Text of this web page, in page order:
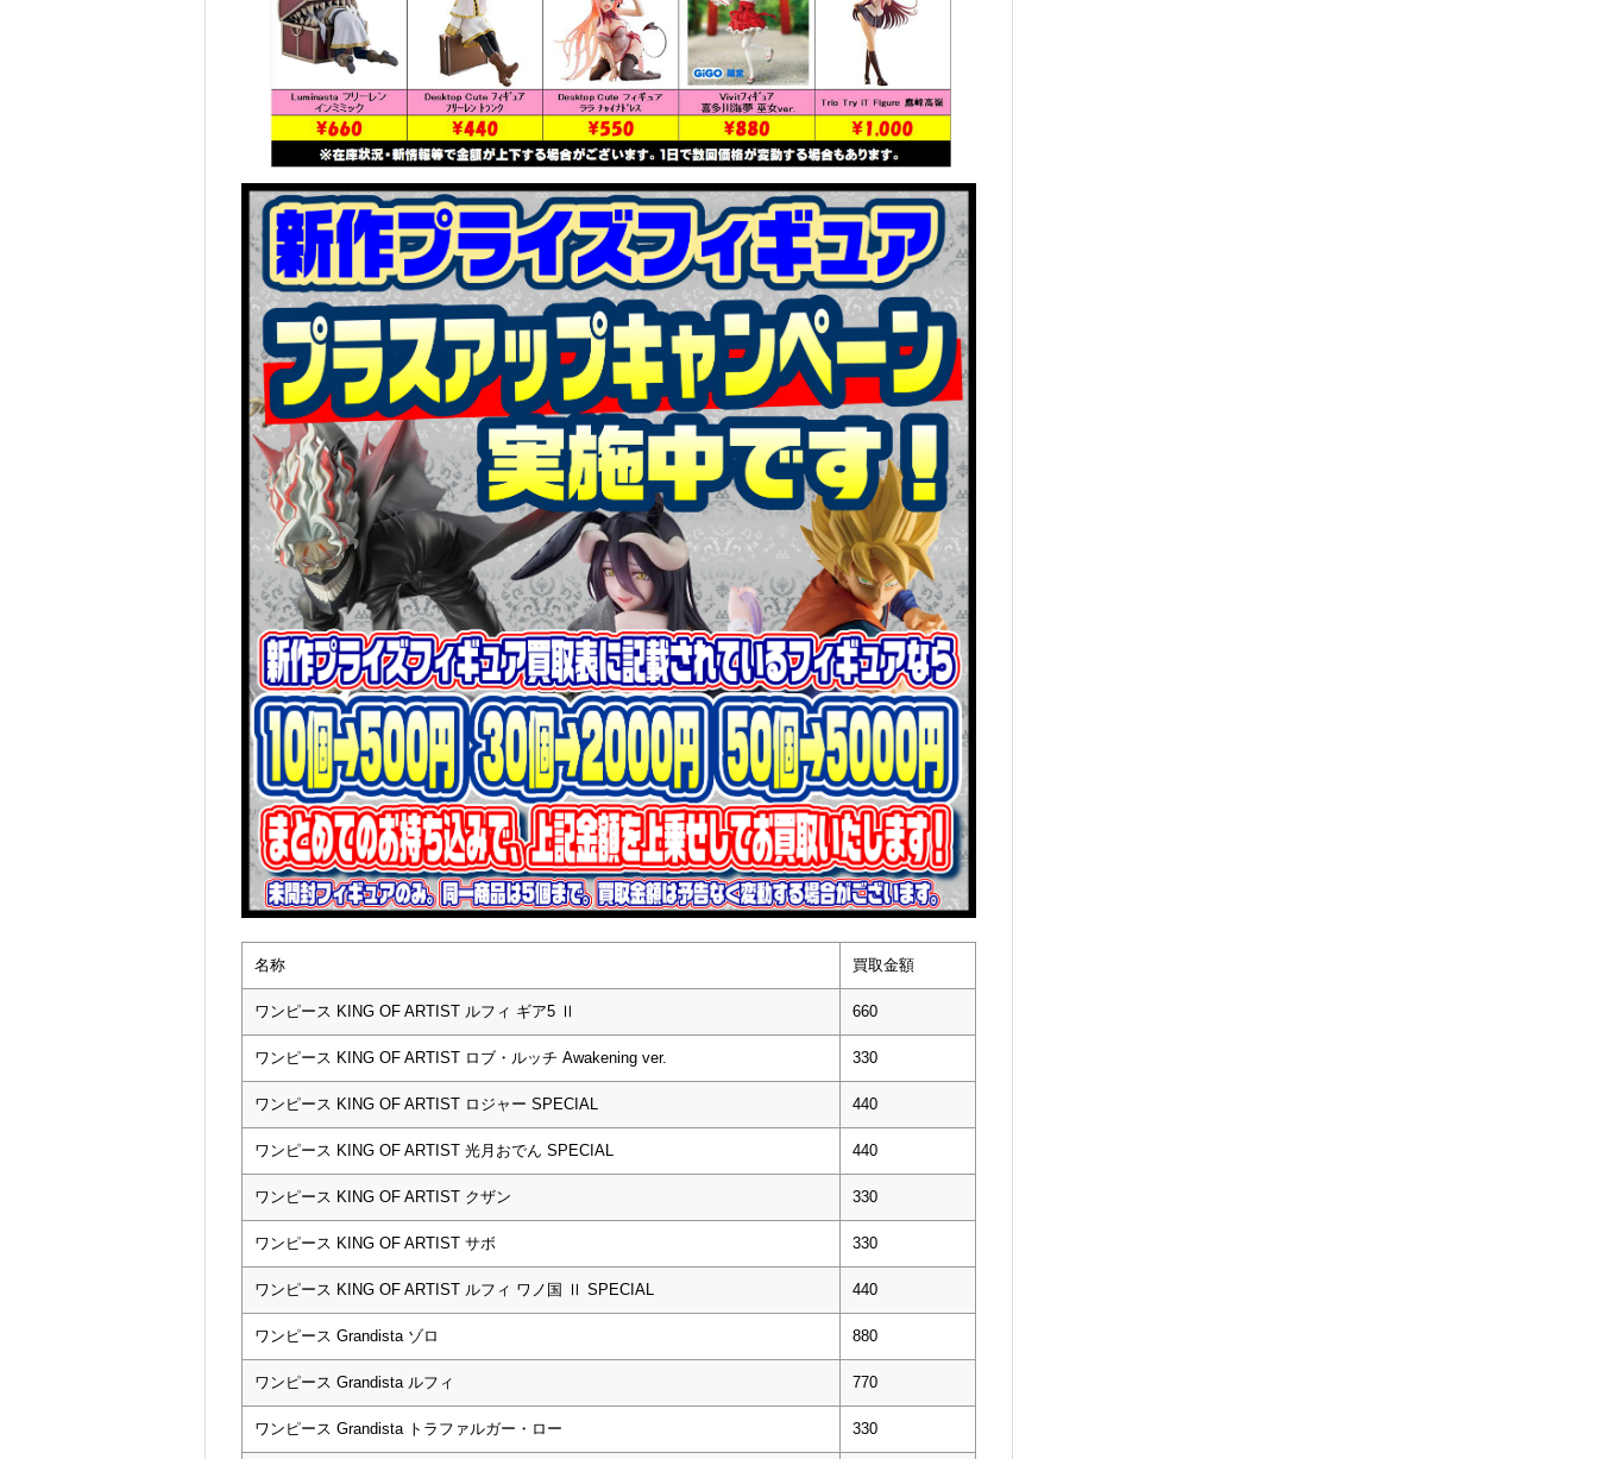
名称 買取金額
ワンピース KING OF ARTIST ルフィ ギア5 Ⅱ 660
ワンピース KING OF ARTIST ロブ・ルッチ Awakening ver. 330
ワンピース KING OF ARTIST ロジャー SPECIAL 440
ワンピース KING OF ARTIST 光月おでん SPECIAL 440
ワンピース KING OF ARTIST クザン 330
ワンピース KING OF ARTIST サボ 330
ワンピース KING OF ARTIST ルフィ ワノ国 Ⅱ SPECIAL 440
ワンピース Grandista ゾロ 880
ワンピース Grandista ルフィ 770
ワンピース Grandista トラファルガー・ロー 330